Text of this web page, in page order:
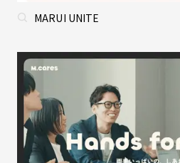
MARUI UNITE